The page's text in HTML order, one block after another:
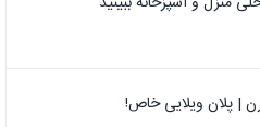
| پلان ویلایی خاص!